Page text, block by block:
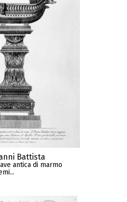
Battista
antica di marmo